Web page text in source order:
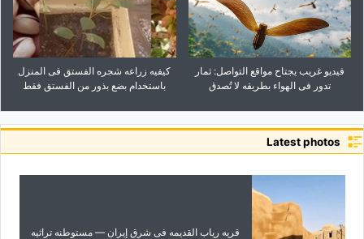
فیدیو غریب یجتاح مواقع التواصل: ثمار
تدور فی الهواء بطریقه لا تُصدق
کیفیه زراعه شجره الفستق فی المنزل
باستخدام بضع بذور من الفستق فقط
Latest photos
قریه ریاب القدیمه فی شرق إیران — مستوطنه تراثیه